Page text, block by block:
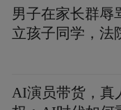
男子在家长群辱
立孩子同学，法
AI演员带货，真